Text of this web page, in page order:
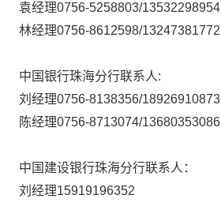
袁经理0756-5258803/13532298954
林经理0756-8612598/13247381772
中国银行珠海分行联系人:
刘经理0756-8138356/18926910873
陈经理0756-8713074/13680353086
中国建设银行珠海分行联系人：
刘经理15919196352